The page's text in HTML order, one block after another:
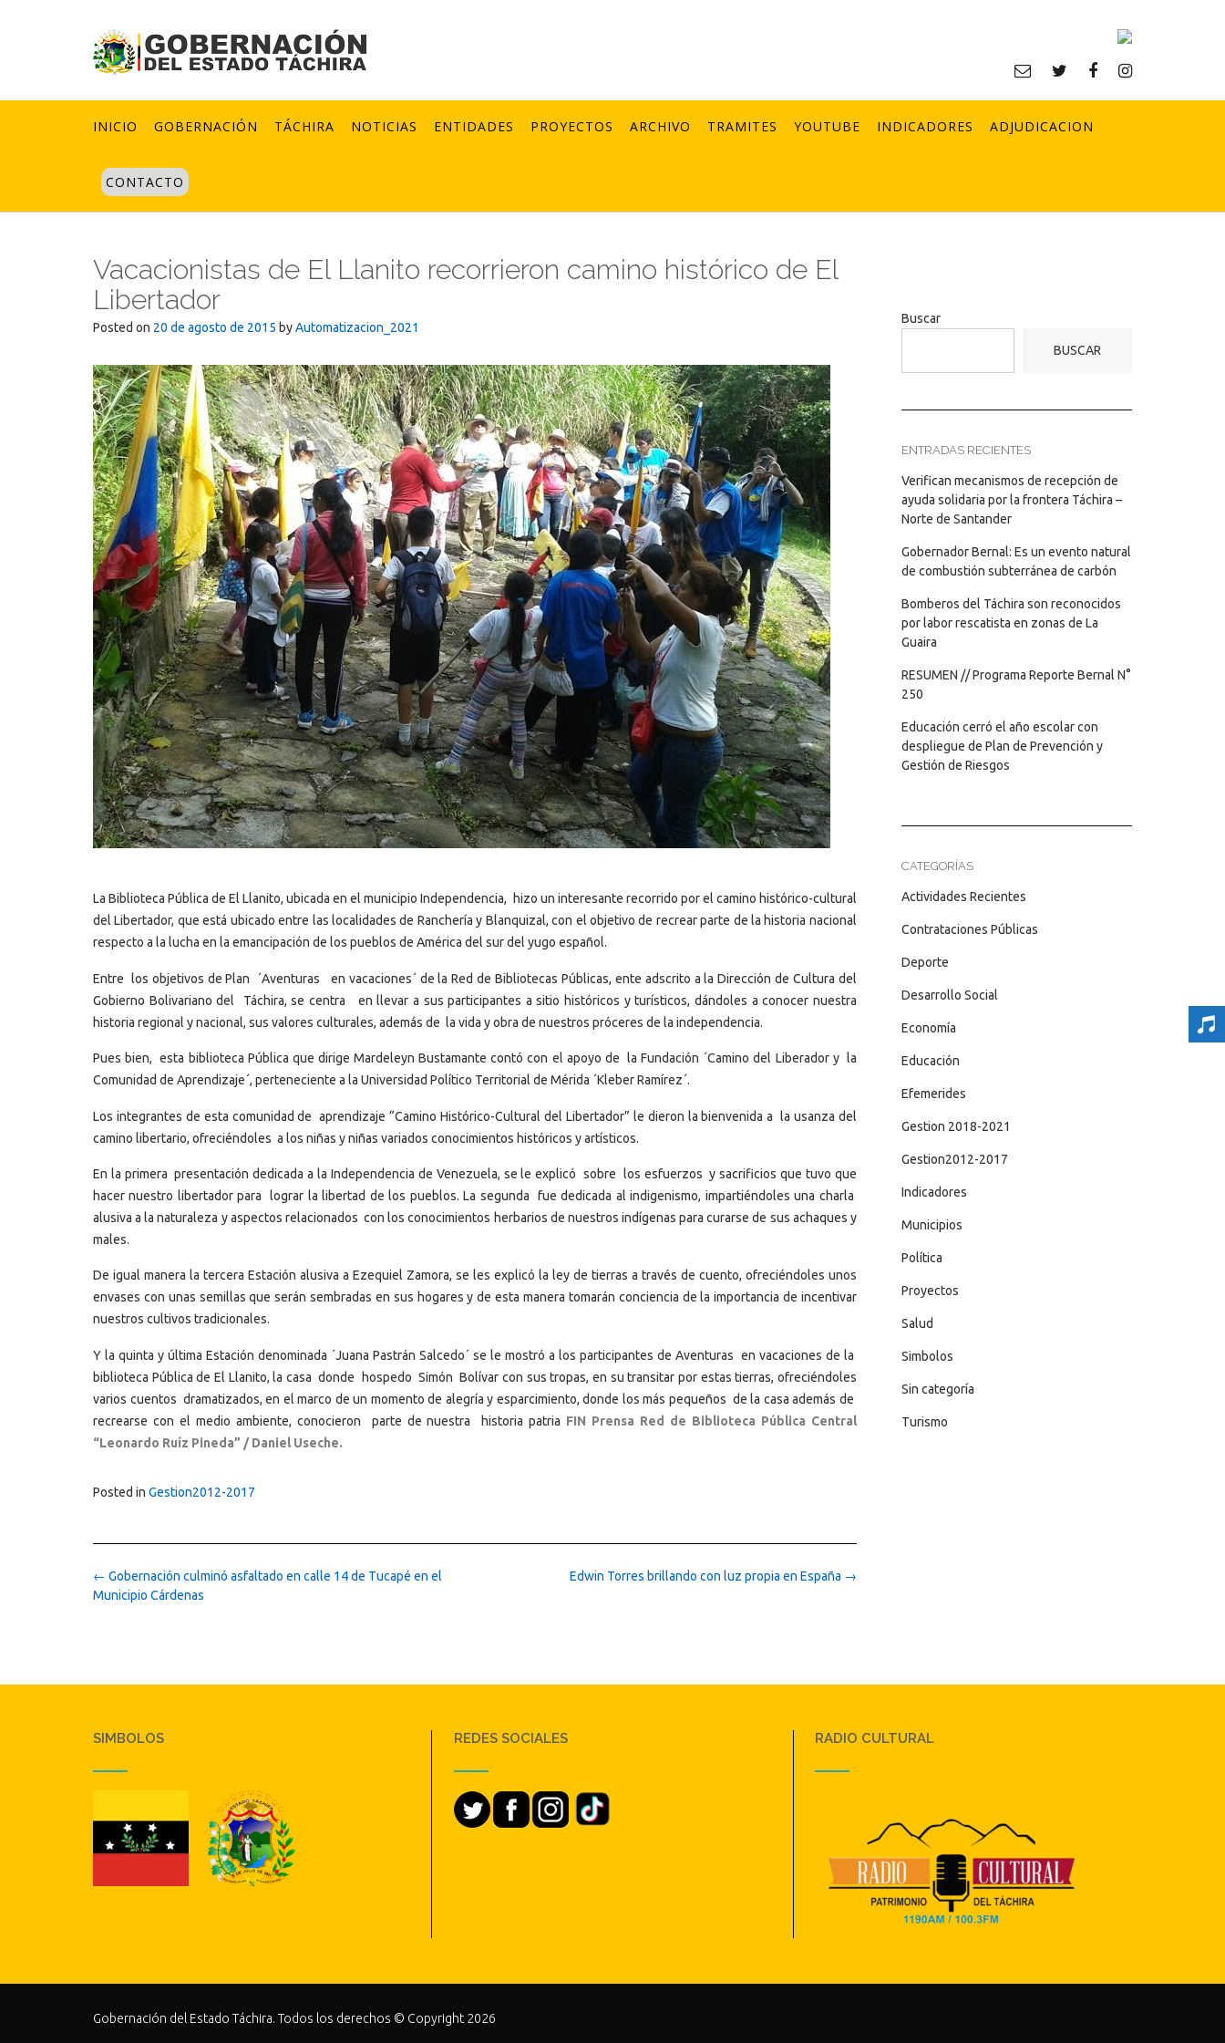
INICIO GOBERNACIÓN TÁCHIRA NOTICIAS ENTIDADES PROYECTOS ARCHIVO TRAMITES YOUTUBE INDICADORES ADJUDICACION
CONTACTO
Vacacionistas de El Llanito recorrieron camino histórico de El
Libertador
Posted on 20 de agosto de 2015 byAutomatizacion_2021
La Biblioteca Pública de El Llanito, ubicada en el municipio Independencia, hizo un interesante recorrido por el camino histórico-cultural
del Libertador, que está ubicado entre las localidades de Ranchería y Blanquizal, con el objetivo de recrear parte de la historia nacional
respecto a la lucha en la emancipación de los pueblos de América del sur del yugo español.
Entre los objetivos de Plan ´Aventuras en vacaciones´ de la Red de Bibliotecas Públicas, ente adscrito a la Dirección de Cultura del
Gobierno Bolivariano del Táchira, se centra en llevar a sus participantes a sitio históricos y turísticos, dándoles a conocer nuestra
historia regional y nacional, sus valores culturales, además de la vida y obra de nuestros próceres de la independencia.
Pues bien, esta biblioteca Pública que dirige Mardeleyn Bustamante contó con el apoyo de la Fundación ´Camino del Liberador y la
Comunidad de Aprendizaje´, perteneciente a la Universidad Político Territorial de Mérida ´Kleber Ramírez´.
Los integrantes de esta comunidad de aprendizaje “Camino Histórico-Cultural del Libertador” le dieron la bienvenida a la usanza del
camino libertario, ofreciéndoles a los niñas y niñas variados conocimientos históricos y artísticos.
En la primera presentación dedicada a la Independencia de Venezuela, se le explicó sobre los esfuerzos y sacrificios que tuvo que
hacer nuestro libertador para lograr la libertad de los pueblos. La segunda fue dedicada al indigenismo, impartiéndoles una charla
alusiva a la naturaleza y aspectos relacionados con los conocimientos herbarios de nuestros indígenas para curarse de sus achaques y
males.
De igual manera la tercera Estación alusiva a Ezequiel Zamora, se les explicó la ley de tierras a través de cuento, ofreciéndoles unos
envases con unas semillas que serán sembradas en sus hogares y de esta manera tomarán conciencia de la importancia de incentivar
nuestros cultivos tradicionales.
Y la quinta y última Estación denominada ´Juana Pastrán Salcedo´ se le mostró a los participantes de Aventuras en vacaciones de la
biblioteca Pública de El Llanito, la casa donde hospedo Simón Bolívar con sus tropas, en su transitar por estas tierras, ofreciéndoles
varios cuentos dramatizados, en el marco de un momento de alegría y esparcimiento, donde los más pequeños de la casa además de
recrearse con el medio ambiente, conocieron parte de nuestra historia patria FIN Prensa Red de Biblioteca Pública Central
“Leonardo Ruíz Pineda” / Daniel Useche.
Posted in Gestion2012-2017
Post
navigation
Edwin Torres brillando con luz propia en España →
← Gobernación culminó asfaltado en calle 14 de Tucapé en el
Municipio Cárdenas
Buscar
BUSCAR
ENTRADAS RECIENTES
Verifican mecanismos de recepción de
ayuda solidaria por la frontera Táchira –
Norte de Santander
Gobernador Bernal: Es un evento natural
de combustión subterránea de carbón
Bomberos del Táchira son reconocidos
por labor rescatista en zonas de La
Guaira
RESUMEN // Programa Reporte Bernal N°
250
Educación cerró el año escolar con
despliegue de Plan de Prevención y
Gestión de Riesgos
CATEGORÍAS
Actividades Recientes
Contrataciones Públicas
Deporte
Desarrollo Social
Economía
Educación
Efemerides
Gestion 2018-2021
Gestion2012-2017
Indicadores
Municipios
Política
Proyectos
Salud
Simbolos
Sin categoría
Turismo
SIMBOLOS REDES SOCIALES RADIO CULTURAL
Gobernación del Estado Táchira. Todos los derechos © Copyright 2026